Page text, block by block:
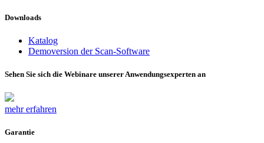
Downloads
Katalog
Demoversion der Scan-Software
Sehen Sie sich die Webinare unserer Anwendungsexperten an
mehr erfahren
Garantie